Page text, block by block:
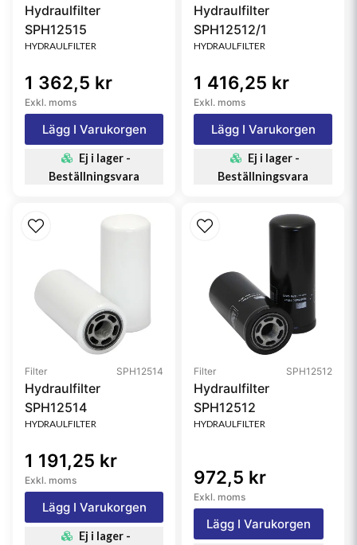
Hydraulfilter
SPH12515
HYDRAULFILTER
1 362,5 kr
Exkl. moms
Lägg I Varukorgen
Ej i lager -
Beställningsvara
Hydraulfilter
SPH12512/1
HYDRAULFILTER
1 416,25 kr
Exkl. moms
Lägg I Varukorgen
Ej i lager -
Beställningsvara
Filter SPH12514
Hydraulfilter
SPH12514
HYDRAULFILTER
1 191,25 kr
Exkl. moms
Lägg I Varukorgen
Ej i lager -
Filter SPH12512
Hydraulfilter
SPH12512
HYDRAULFILTER
972,5 kr
Exkl. moms
Lägg I Varukorgen